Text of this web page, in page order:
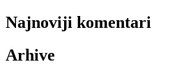
Najnoviji komentari
Arhive